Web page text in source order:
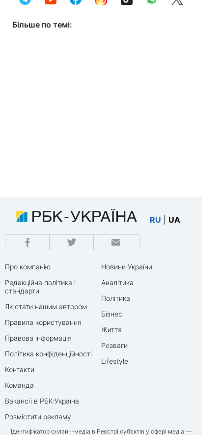
Більше по темі:
RU UA
Про компанію
Редакційна політика і
стандарти
Як стати нашим автором
Правила користування
Правова інформація
Політика конфіденційності
Контакти
Команда
Вакансії в РБК-Україна
Розмістити рекламу
Новини України
Аналітика
Політика
Бізнес
Життя
Розваги
Lifestyle
Ідентифікатор онлайн-медіа в Реєстрі суб’єктів у сфері медіа —